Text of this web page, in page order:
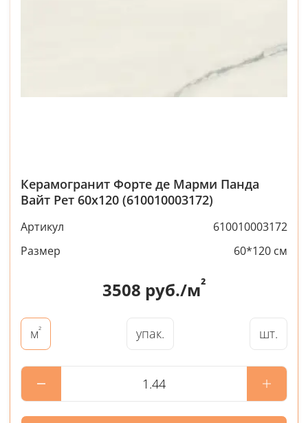
Керамогранит Форте де Марми Панда
Вайт Рет 60x120 (610010003172)
Артикул
610010003172
Размер
60*120 см
3508 руб./м²
м² упак. шт.